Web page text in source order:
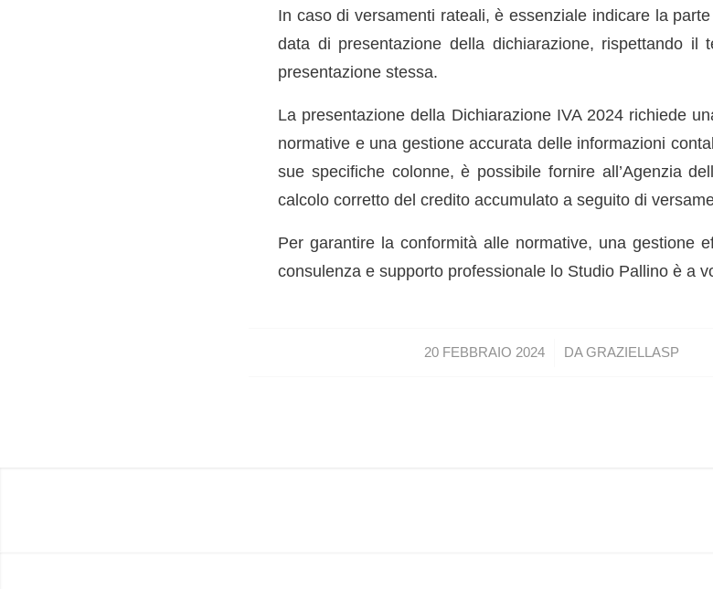
In caso di versamenti rateali, è essenziale indicare la
data di presentazione della dichiarazione, rispettando il
presentazione stessa.
La presentazione della Dichiarazione IVA 2024 richiede
normative e una gestione accurata delle informazioni
sue specifiche colonne, è possibile fornire all’Agenzia
calcolo corretto del credito accumulato a seguito di
Per garantire la conformità alle normative, una gestione
consulenza e supporto professionale lo Studio Pallino è a
20 FEBBRAIO 2024
/ DAGRAZIELLASP